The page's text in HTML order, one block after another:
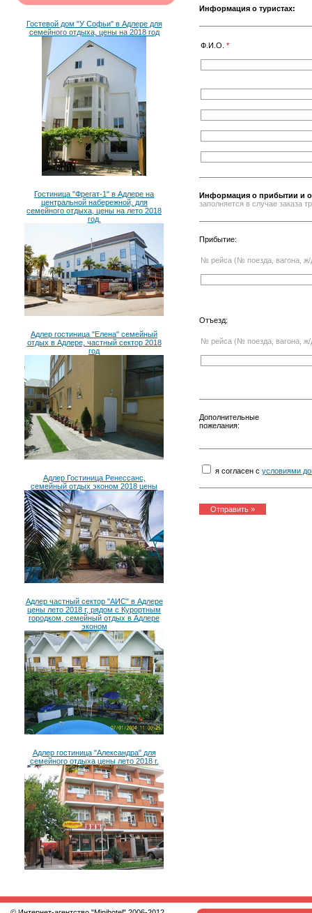
Гостевой дом "У Софьи" в Адлере для
семейного отдыха, цены на 2018 год
Гостиница "Фрегат-1" в Адлере на
центральной набережной, для
семейного отдыха, цены на лето 2018
год.
Адлер гостиница "Елена" семейный
отдых в Адлере, частный сектор 2018
год
Адлер Гостиница Ренессанс,
семейный отдых эконом 2018 цены
Адлер частный сектор "АИС" в Адлере
цены лето 2018 г, рядом с Курортным
городком, семейный отдых в Адлере
эконом
Адлер гостиница "Александра" для
семейного отдыха цены лето 2018 г.
Информация о туристах:
Ф.И.О. *
Информация о прибытии и
заполняется в случае заказа
Прибытие:
№ рейса (№ поезда, вагона, ж/
Отъезд:
№ рейса (№ поезда, вагона, ж/
Дополнительные
пожелания:
я согласен с условиями